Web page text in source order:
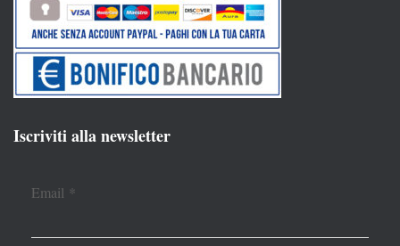
Iscriviti alla newsletter
Email *